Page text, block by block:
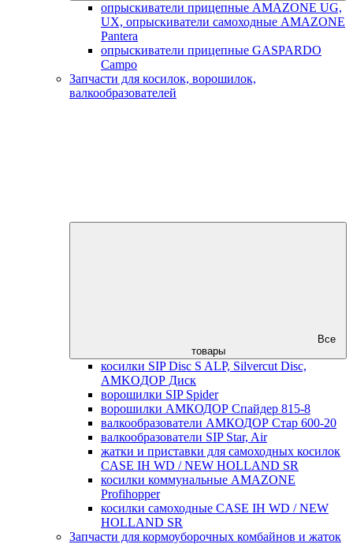
опрыскиватели прицепные AMAZONE UG,
UX, опрыскиватели самоходные AMAZONE
Pantera
опрыскиватели прицепные GASPARDO
Campo
Запчасти для косилок, ворошилок,
валкообразователей
Все
товары
косилки SIP Disc S ALP, Silvercut Disc,
AMKOДОР Диск
ворошилки SIP Spider
ворошилки АМКОДОР Спайдер 815-8
валкообразователи АМКОДОР Стар 600-20
валкообразователи SIP Star, Air
жатки и приставки для самоходных косилок
CASE IH WD / NEW HOLLAND SR
косилки коммунальные AMAZONE
Profihopper
косилки самоходные CASE IH WD / NEW
HOLLAND SR
Запчасти для кормоуборочных комбайнов и жаток